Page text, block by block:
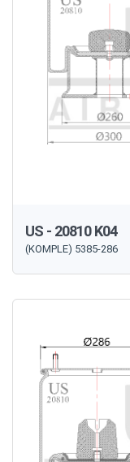
US - 20810 K04
(KOMPLE) 5385-286